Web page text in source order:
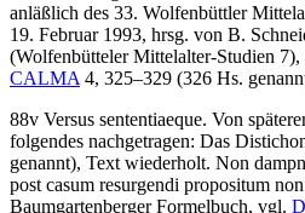
anläßlich des 33. Wolfenbüttler
19. Februar 1993, hrsg. von B.
(Wolfenbütteler Mittelalter-Studien
CALMA 4, 325–329 (326 Hs.
88v Versus sententiaeque. Von
folgendes nachgetragen: Das
genannt), Text wiederholt. Non
post casum resurgendi propositum
Baumgartenberger Formelbuch, vgl.